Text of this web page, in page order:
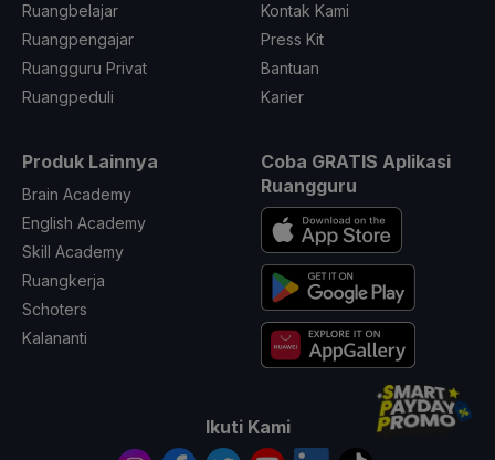
Ruangbelajar
Ruangpengajar
Ruangguru Privat
Ruangpeduli
Kontak Kami
Press Kit
Bantuan
Karier
Produk Lainnya
Brain Academy
English Academy
Skill Academy
Ruangkerja
Schoters
Kalananti
Coba GRATIS Aplikasi
Ruangguru
Ikuti Kami